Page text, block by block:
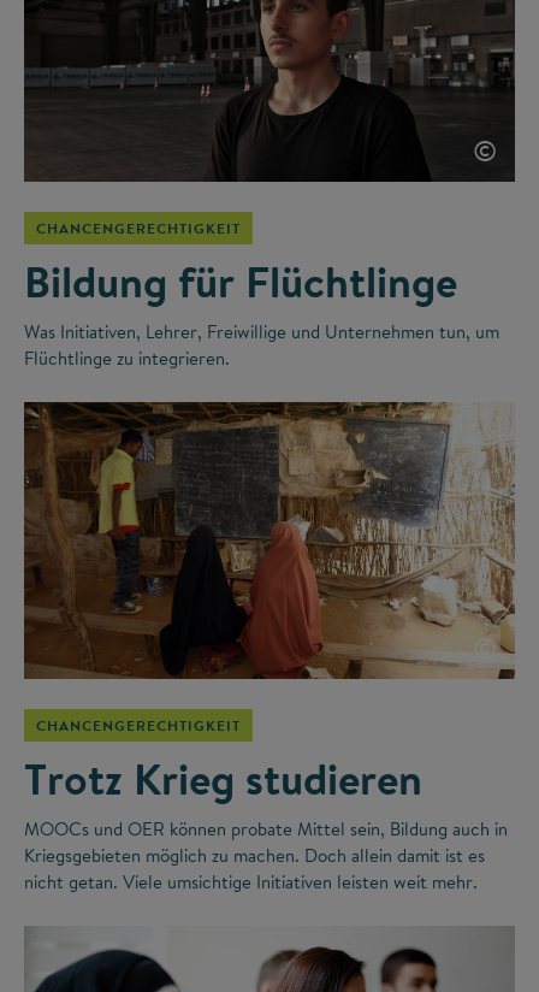
©
CHANCENGERECHTIGKEIT
Bildung für Flüchtlinge
Was Initiativen, Lehrer, Freiwillige und Unternehmen tun, um
Flüchtlinge zu integrieren.
©
CHANCENGERECHTIGKEIT
Trotz Krieg studieren
MOOCs und OER können probate Mittel sein, Bildung auch in
Kriegsgebieten möglich zu machen. Doch allein damit ist es
nicht getan. Viele umsichtige Initiativen leisten weit mehr.